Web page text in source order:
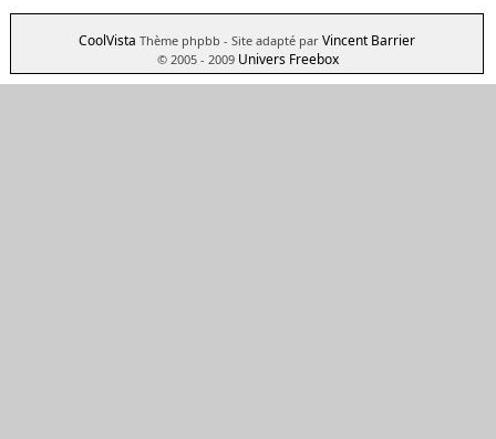
CoolVista Thème phpbb - Site adapté par Vincent Barrier
© 2005 - 2009 Univers Freebox